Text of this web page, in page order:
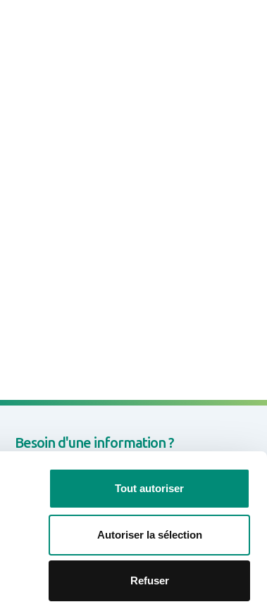
Tout autoriser
Autoriser la sélection
Refuser
Besoin d'une information ?
CONTACTEZ-NOUS
Rejoignez-nous sur les réseaux
sociaux
LinkedinFacebookYoutube